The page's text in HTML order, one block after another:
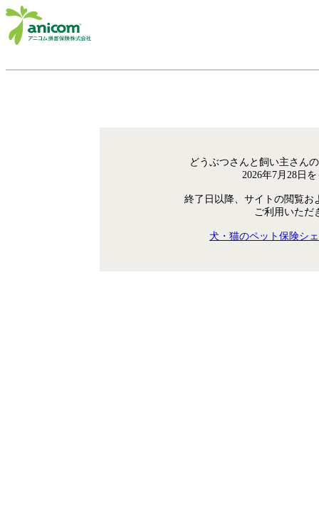
どうぶつさんと飼い主さん
2026年7月28日
終了日以降、サイトの閲覧お
ご利用いただ
犬・猫のペット保険シ